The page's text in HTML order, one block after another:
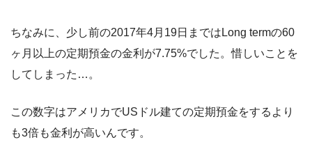
ちなみに、少し前の2017年4月19日まではLong termの60
ヶ月以上の定期預金の金利が7.75%でした。惜しいことを
してしまった…。
この数字はアメリカでUSドル建ての定期預金をするより
も3倍も金利が高いんです。